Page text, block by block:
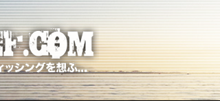
BeWAF
(ビ
ワ
エ
フ）